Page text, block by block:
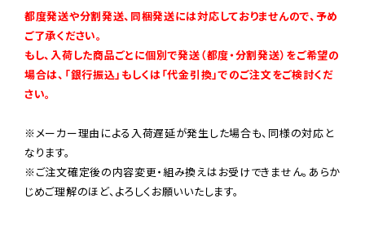
都度発送や分割発送、同梱発送には対応しておりませんので、予め
ご了承ください。
もし、入荷した商品ごとに個別で発送（都度・分割発送）をご希望の
場合は、「銀行振込」もしくは「代金引換」でのご注文をご検討くだ
さい。
※メーカー理由による入荷遅延が発生した場合も、同様の対応と
なります。
※ご注文確定後の内容変更・組み換えはお受けできません。あらか
じめご理解のほど、よろしくお願いいたします。